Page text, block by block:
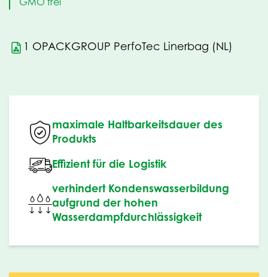
1 OPACKGROUP PerfoTec Linerbag (NL)
maximale Haltbarkeitsdauer des
Produkts
Effizient für die Logistik
verhindert Kondenswasserbildung
aufgrund der hohen
Wasserdampfdurchlässigkeit